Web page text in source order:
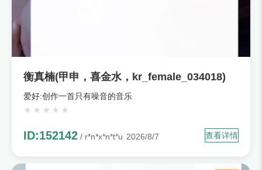
衡真楠(甲申，喜金水，kr_female_034018)
爱好:创作一首只有噪音的音乐
ID:152142 / r*n*x*n*t*u 2026/8/7 查看详情